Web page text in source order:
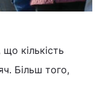
кількість
Більш того,